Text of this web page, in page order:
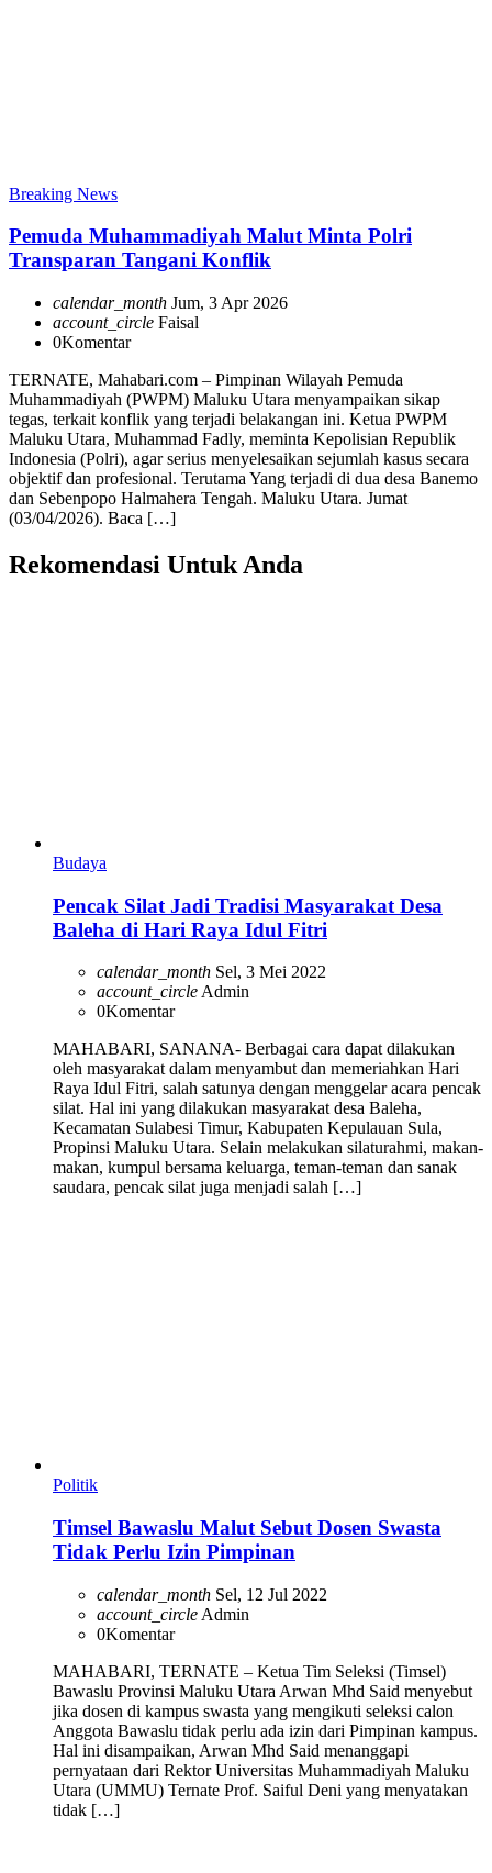
Breaking News
Pemuda Muhammadiyah Malut Minta Polri
Transparan Tangani Konflik
calendar_month Jum, 3 Apr 2026
account_circle Faisal
0Komentar
TERNATE, Mahabari.com – Pimpinan Wilayah Pemuda
Muhammadiyah (PWPM) Maluku Utara menyampaikan sikap
tegas, terkait konflik yang terjadi belakangan ini. Ketua PWPM
Maluku Utara, Muhammad Fadly, meminta Kepolisian Republik
Indonesia (Polri), agar serius menyelesaikan sejumlah kasus secara
objektif dan profesional. Terutama Yang terjadi di dua desa Banemo
dan Sebenpopo Halmahera Tengah. Maluku Utara. Jumat
(03/04/2026). Baca […]
Rekomendasi Untuk Anda
Budaya
Pencak Silat Jadi Tradisi Masyarakat Desa
Baleha di Hari Raya Idul Fitri
calendar_month Sel, 3 Mei 2022
account_circle Admin
0Komentar
MAHABARI, SANANA- Berbagai cara dapat dilakukan
oleh masyarakat dalam menyambut dan memeriahkan Hari
Raya Idul Fitri, salah satunya dengan menggelar acara pencak
silat. Hal ini yang dilakukan masyarakat desa Baleha,
Kecamatan Sulabesi Timur, Kabupaten Kepulauan Sula,
Propinsi Maluku Utara. Selain melakukan silaturahmi, makan-
makan, kumpul bersama keluarga, teman-teman dan sanak
saudara, pencak silat juga menjadi salah […]
Politik
Timsel Bawaslu Malut Sebut Dosen Swasta
Tidak Perlu Izin Pimpinan
calendar_month Sel, 12 Jul 2022
account_circle Admin
0Komentar
MAHABARI, TERNATE – Ketua Tim Seleksi (Timsel)
Bawaslu Provinsi Maluku Utara Arwan Mhd Said menyebut
jika dosen di kampus swasta yang mengikuti seleksi calon
Anggota Bawaslu tidak perlu ada izin dari Pimpinan kampus.
Hal ini disampaikan, Arwan Mhd Said menanggapi
pernyataan dari Rektor Universitas Muhammadiyah Maluku
Utara (UMMU) Ternate Prof. Saiful Deni yang menyatakan
tidak […]